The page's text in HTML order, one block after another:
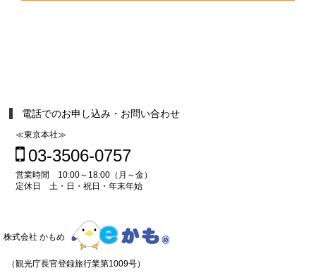
電話でのお申し込み・お問い合わせ
≪東京本社≫
03-3506-0757
営業時間 10:00～18:00（月～金）
定休日 土・日・祝日・年末年始
株式会社 かもめ
（観光庁長官登録旅行業第1009号）